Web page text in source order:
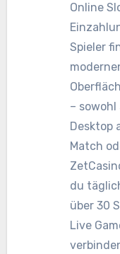
Online
Spieler
– sowohl
Desktop
Match
du
über 30
Live